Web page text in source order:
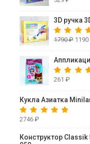
3D ручка
1790₽ 1190
261 ₽
Кукла Азиатка
2746 ₽
Конструктор Classik